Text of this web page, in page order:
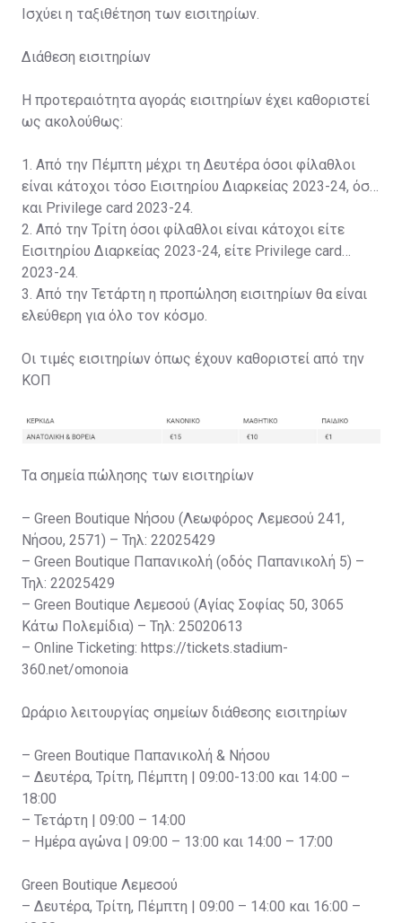
Ισχύει η ταξιθέτηση των εισιτηρίων.
Διάθεση εισιτηρίων
Η προτεραιότητα αγοράς εισιτηρίων έχει καθοριστεί
ως ακολούθως:
1. Από την Πέμπτη μέχρι τη Δευτέρα όσοι φίλαθλοι
είναι κάτοχοι τόσο Εισιτηρίου Διαρκείας 2023-24, όσο
και Privilege card 2023-24.
2. Από την Τρίτη όσοι φίλαθλοι είναι κάτοχοι είτε
Εισιτηρίου Διαρκείας 2023-24, είτε Privilege card
2023-24.
3. Από την Τετάρτη η προπώληση εισιτηρίων θα είναι
ελεύθερη για όλο τον κόσμο.
Οι τιμές εισιτηρίων όπως έχουν καθοριστεί από την
ΚΟΠ
Τα σημεία πώλησης των εισιτηρίων
– Green Boutique Νήσου (Λεωφόρος Λεμεσού 241,
Νήσου, 2571) – Τηλ: 22025429
– Green Boutique Παπανικολή (οδός Παπανικολή 5) –
Τηλ: 22025429
– Green Boutique Λεμεσού (Αγίας Σοφίας 50, 3065
Κάτω Πολεμίδια) – Τηλ: 25020613
– Online Ticketing: https://tickets.stadium-
360.net/omonoia
Ωράριο λειτουργίας σημείων διάθεσης εισιτηρίων
– Green Boutique Παπανικολή & Νήσου
– Δευτέρα, Τρίτη, Πέμπτη | 09:00-13:00 και 14:00 –
18:00
– Τετάρτη | 09:00 – 14:00
– Ημέρα αγώνα | 09:00 – 13:00 και 14:00 – 17:00
Green Boutique Λεμεσού
– Δευτέρα, Τρίτη, Πέμπτη | 09:00 – 14:00 και 16:00 –